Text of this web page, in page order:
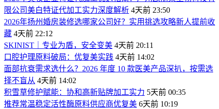
限公司美白特证代加工实力深度解析 4天前 23:50
2026年扬州婚房装修选哪家公司好？实用挑选攻略新人提前收
藏 4天前 22:12
SKINIST｜专业为盾，安全变美 4天前 20:11
口腔护理原料破局：优复美实践 4天前 14:02
面部抗衰需求选什么？2026 年度 10 款医美产品深扒，按需选
择不盲从 4天前 14:02
积雪草修护赋能：协和高新贴牌加工实力 5天前 00:35
推荐常温稳定活性酶原料供应商优复美 6天前 10:19